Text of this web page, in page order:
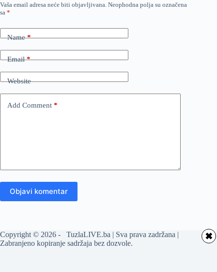
Vaša email adresa neće biti objavljivana. Neophodna polja su označena
sa *
Name*
Email*
Website
Add Comment *
Objavi komentar
Copyright © 2026 - TuzlaLIVE.ba | Sva prava zadržana |
Zabranjeno kopiranje sadržaja bez dozvole.
✖